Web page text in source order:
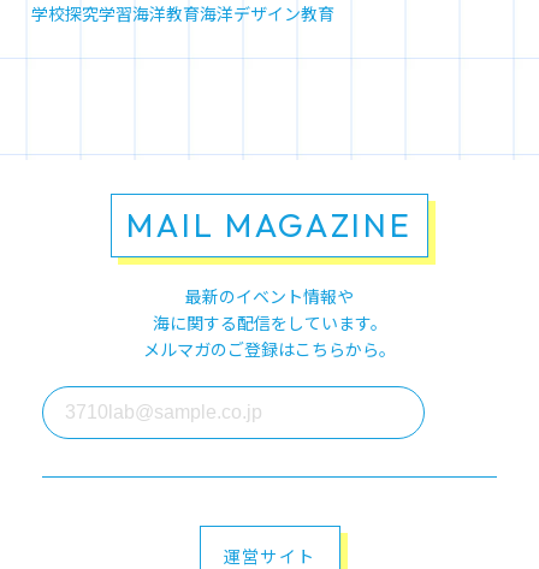
学校探究学習海洋教育海洋デザイン教育
MAIL MAGAZINE
最新のイベント情報や
海に関する配信をしています。
メルマガのご登録はこちらから。
運営サイト